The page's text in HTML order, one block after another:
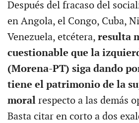
Después del fracaso del
en Angola, el Congo, Cuba,
Venezuela, etcétera, resulta
cuestionable que la
(Morena-PT) siga dando
tiene el patrimonio de la
moral respecto a las demás
Basta citar en corto a dos